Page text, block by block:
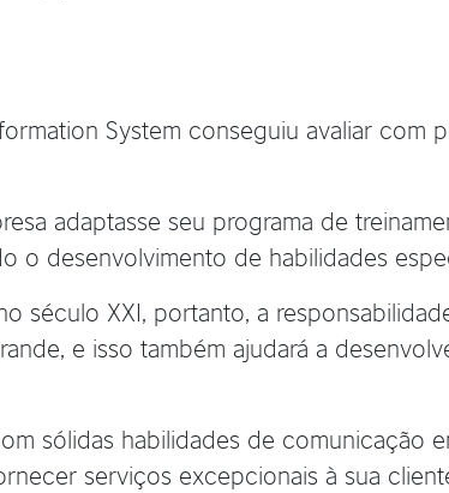
System conseguiu avaliar com
adaptasse seu programa de
o desenvolvimento de habilidades
século XXI, portanto, a
e isso também ajudará a
sólidas habilidades de comunicação
serviços excepcionais à sua